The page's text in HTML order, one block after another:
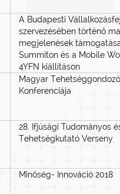
A Budapesti
szervezésében történő
megjelenések
Summiton és a Mobile
4YFN kiállításon
Magyar
Konferenciája
28. Ifjúsági Tudományos
Tehetségkutató Verseny
Minőség- Innováció 2018